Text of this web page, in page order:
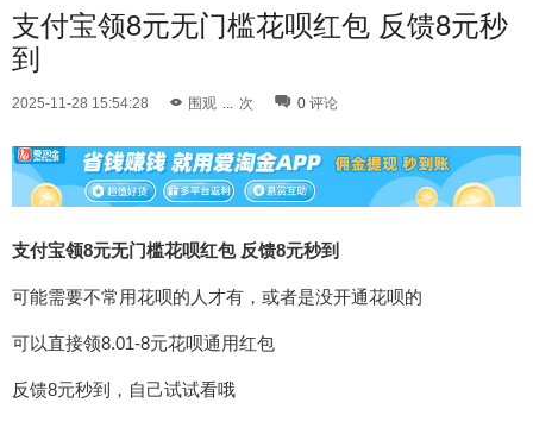
支付宝领8元无门槛花呗红包 反馈8元秒
到
2025-11-28 15:54:28 围观 ... 次 0 评论
支付宝领8元无门槛花呗红包 反馈8元秒到
可能需要不常用花呗的人才有，或者是没开通花呗的
可以直接领8.01-8元花呗通用红包
反馈8元秒到，自己试试看哦